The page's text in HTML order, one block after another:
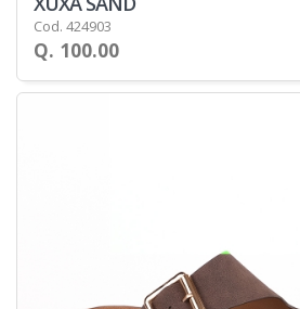
Cod. 424903
Q. 100.00